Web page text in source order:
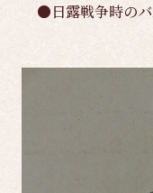
●日露戦争時のバ